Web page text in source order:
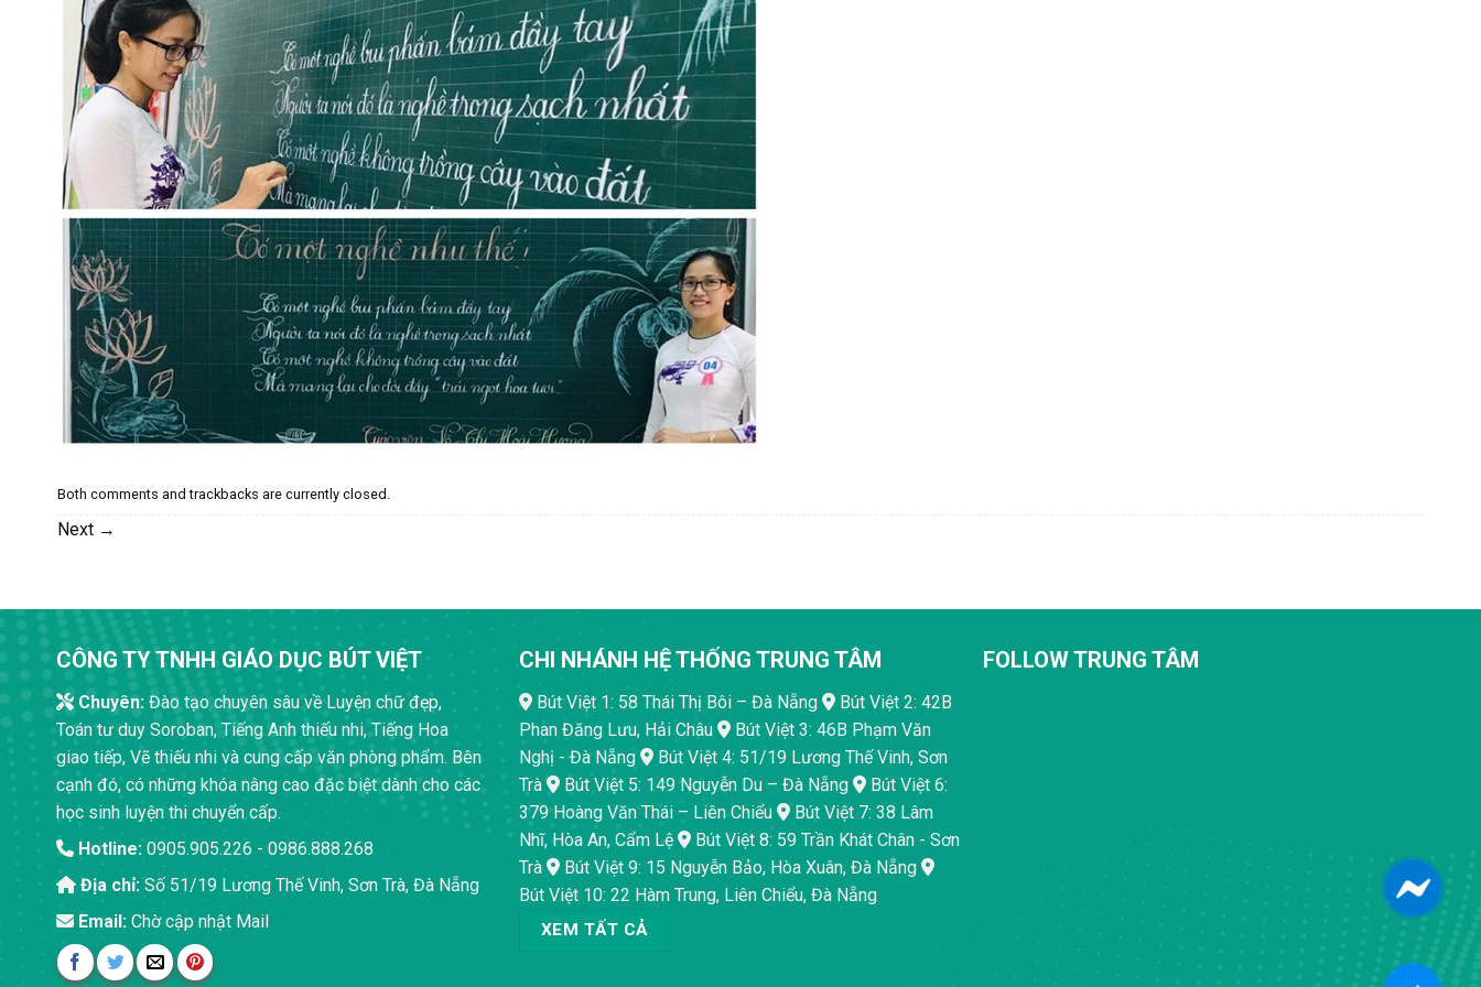
Both comments and trackbacks are currently closed.
Next →
CÔNG TY TNHH GIÁO DỤC BÚT VIỆT
Chuyên:Đào tạo chuyên sâu về Luyện chữ đẹp,
Toán tư duy Soroban, Tiếng Anh thiếu nhi, Tiếng Hoa
giao tiếp, Vẽ thiếu nhi và cung cấp văn phòng phẩm. Bên
cạnh đó, có những khóa nâng cao đặc biệt dành cho các
học sinh luyện thi chuyển cấp.
Hotline:0905.905.226 - 0986.888.268
Địa chỉ:Số 51/19 Lương Thế Vinh, Sơn Trà, Đà Nẵng
Email:Chờ cập nhật Mail
CHI NHÁNH HỆ THỐNG TRUNG TÂM
Bút Việt 1: 58 Thái Thị Bôi – Đà Nẵng
Bút Việt 2: 42B
Phan Đăng Lưu, Hải Châu
Bút Việt 3: 46B Phạm Văn
Nghị - Đà Nẵng
Bút Việt 4: 51/19 Lương Thế Vinh, Sơn
Trà
Bút Việt 5: 149 Nguyễn Du – Đà Nẵng
Bút Việt 6:
379 Hoàng Văn Thái – Liên Chiểu
Bút Việt 7: 38 Lâm
Nhĩ, Hòa An, Cẩm Lệ
Bút Việt 8: 59 Trần Khát Chân - Sơn
Trà
Bút Việt 9: 15 Nguyễn Bảo, Hòa Xuân, Đà Nẵng
Bút Việt 10: 22 Hàm Trung, Liên Chiểu, Đà Nẵng
XEM TẤT CẢ
FOLLOW TRUNG TÂM